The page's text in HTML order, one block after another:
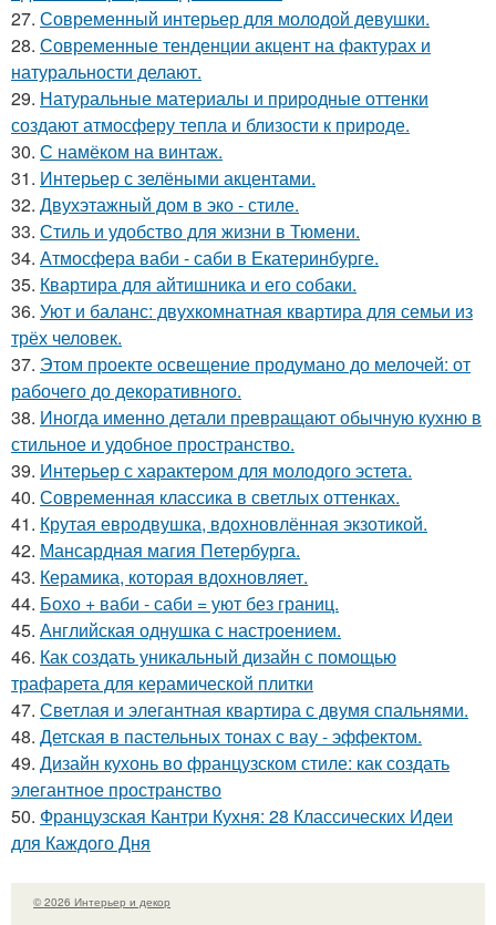
27. Современный интерьер для молодой девушки.
28. Современные тенденции акцент на фактурах и
натуральности делают.
29. Натуральные материалы и природные оттенки
создают атмосферу тепла и близости к природе.
30. С намёком на винтаж.
31. Интерьер с зелёными акцентами.
32. Двухэтажный дом в эко - стиле.
33. Стиль и удобство для жизни в Тюмени.
34. Атмосфера ваби - саби в Екатеринбурге.
35. Квартира для айтишника и его собаки.
36. Уют и баланс: двухкомнатная квартира для семьи из
трёх человек.
37. Этом проекте освещение продумано до мелочей: от
рабочего до декоративного.
38. Иногда именно детали превращают обычную кухню в
стильное и удобное пространство.
39. Интерьер с характером для молодого эстета.
40. Современная классика в светлых оттенках.
41. Крутая евродвушка, вдохновлённая экзотикой.
42. Мансардная магия Петербурга.
43. Керамика, которая вдохновляет.
44. Бохо + ваби - саби = уют без границ.
45. Английская однушка с настроением.
46. Как создать уникальный дизайн с помощью
трафарета для керамической плитки
47. Светлая и элегантная квартира с двумя спальнями.
48. Детская в пастельных тонах с вау - эффектом.
49. Дизайн кухонь во французском стиле: как создать
элегантное пространство
50. Французская Кантри Кухня: 28 Классических Идеи
для Каждого Дня
© 2026 Интерьер и декор